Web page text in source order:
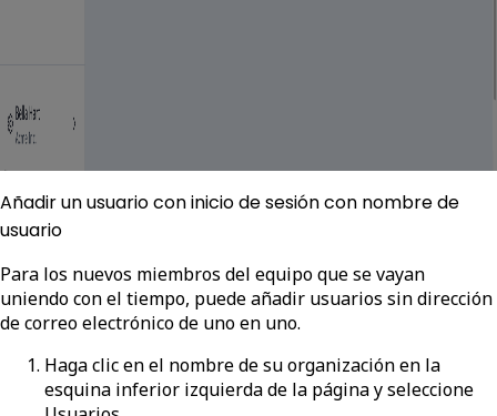
Añadir un usuario con inicio de sesión con nombre de
usuario
Para los nuevos miembros del equipo que se vayan
uniendo con el tiempo, puede añadir usuarios sin dirección
de correo electrónico de uno en uno.
Haga clic en el nombre de su organización en la
esquina inferior izquierda de la página y seleccione